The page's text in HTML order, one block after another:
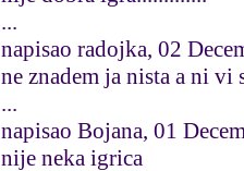
...
napisao radojka, 02
ne znadem ja nista a ni vi
...
napisao Bojana, 01
nije neka igrica